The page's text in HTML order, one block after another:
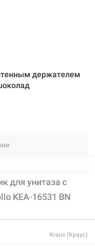
держателем
для унитаза с
KEA-16531 BN
Kraus (Краус)